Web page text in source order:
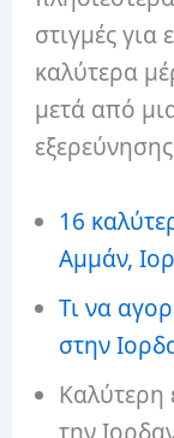
στιγμές
καλύτερα
μετά από
16
Αμμάν,
Τι να
στην
Καλύτερη
την